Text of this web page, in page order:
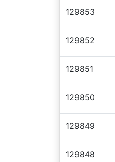
129853
129852
129851
129850
129849
129848